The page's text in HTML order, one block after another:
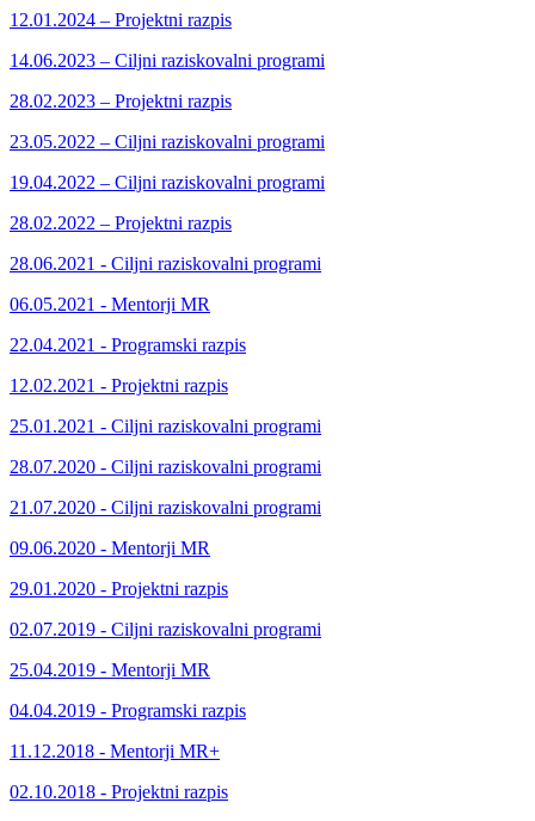
12.01.2024 – Projektni razpis
14.06.2023 – Ciljni raziskovalni programi
28.02.2023 – Projektni razpis
23.05.2022 – Ciljni raziskovalni programi
19.04.2022 – Ciljni raziskovalni programi
28.02.2022 – Projektni razpis
28.06.2021 - Ciljni raziskovalni programi
06.05.2021 - Mentorji MR
22.04.2021 - Programski razpis
12.02.2021 - Projektni razpis
25.01.2021 - Ciljni raziskovalni programi
28.07.2020 - Ciljni raziskovalni programi
21.07.2020 - Ciljni raziskovalni programi
09.06.2020 - Mentorji MR
29.01.2020 - Projektni razpis
02.07.2019 - Ciljni raziskovalni programi
25.04.2019 - Mentorji MR
04.04.2019 - Programski razpis
11.12.2018 - Mentorji MR+
02.10.2018 - Projektni razpis